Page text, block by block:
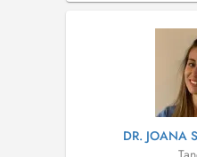
importance à lécoute
famille, afin de
DR. JOANA